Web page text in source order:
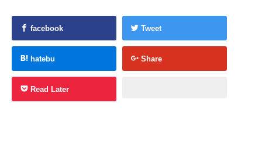
facebook Tweet
hatebu Share
Read Later